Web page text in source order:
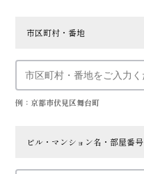
市区町村・番地
例：京都市伏見区舞台町
ビル・マンション名・部屋番号